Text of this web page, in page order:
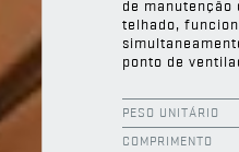
de manutenção
telhado,
ponto de
PESO UNITÁRIO
COMPRIMENTO